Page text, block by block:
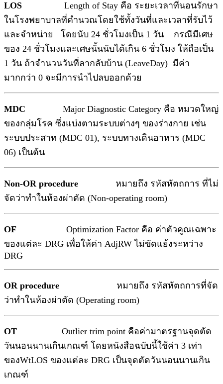
LOS Length of Stay คือ ระยะเวลาที่นอนรักษา
ในโรงพยาบาลที่คำนวณโดยใช้ทั้งวันที่และเวลาที่รับไว้
และจำหน่าย โดยนับ 24 ชั่วโมงเป็น 1 วัน กรณีมีเศษ
ของ 24 ชั่วโมงและเศษนั้นนับได้เกิน 6 ชั่วโมง ให้ถือเป็น
1 วัน ถ้าจำนวนวันที่ลากลับบ้าน (LeaveDay) มีค่า
มากกว่า 0 จะมีการนำไปลบออกด้วย
MDC Major Diagnostic Category คือ หมวดใหญ่
ของกลุ่มโรค ซึ่งแบ่งตามระบบต่างๆ ของร่างกาย เช่น
ระบบประสาท (MDC 01), ระบบทางเดินอาหาร (MDC
06) เป็นต้น
Non-OR procedure
หมายถึง รหัสหัตถการ ที่ไม่
จัดว่าทำในห้องผ่าตัด (Non-operating room)
OF
Optimization Factor คือ ค่าตัวคูณเฉพาะ
ของแต่ละ DRG เพื่อให้ค่า AdjRW ไม่ขัดแย้งระหว่าง
DRG
OR procedure
หมายถึง รหัสหัตถการที่จัด
ว่าทำในห้องผ่าตัด (Operating room)
OT Outlier trim point คือค่ามาตรฐานจุดตัด
วันนอนนานเกินเกณฑ์ โดยหนังสือฉบับนี้ใช้ค่า 3 เท่า
ของWtLOS ของแต่ละ DRG เป็นจุดตัดวันนอนนานเกิน
เกณฑ์